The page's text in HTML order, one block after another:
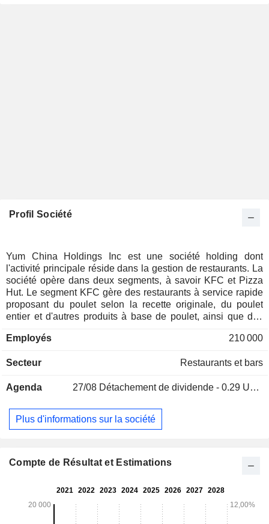
Profil Société
Yum China Holdings Inc est une société holding dont
l'activité principale réside dans la gestion de restaurants. La
société opère dans deux segments, à savoir KFC et Pizza
Hut. Le segment KFC gère des restaurants à service rapide
proposant du poulet selon la recette originale, du poulet
entier et d'autres produits à base de poulet, ainsi que des
base de riz, des bouillies de riz, des légumes frais, des
segment Pizza Hut exploite des restaurants de restauration
de la journée, notamment le petit-déjeuner, le déjeuner, le
pâtes, de steaks, de plats à base de riz, de hamburgers et
d'autres plats principaux, d'entrées, de boissons et de
Huang Ji Huang, Little Sheep et Taco Bell.
Employés 210 000
Secteur Restaurants et bars
Agenda 27/08 Détachement de dividende - 0.29 USD
Plus d'informations sur la société
Compte de Résultat et Estimations